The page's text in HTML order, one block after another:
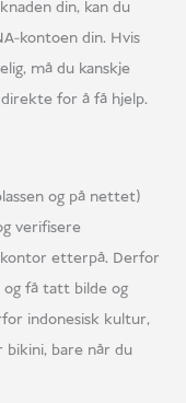
din, kan du
kontoen din. Hvis
må du kanskje
for å få hjelp.
og på nettet)
verifisere
etterpå. Derfor
få tatt bilde og
indonesisk kultur,
bare når du